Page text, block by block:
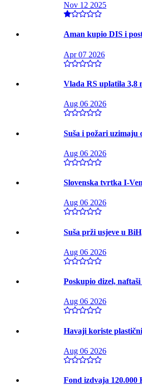
Nov 12 2025
Aman kupio DIS i
Apr 07 2026
Vlada RS uplatila 3,8
Aug 06 2026
Suša i požari uzimaju
Aug 06 2026
Slovenska tvrtka I-
Aug 06 2026
Suša prži usjeve u
Aug 06 2026
Poskupio dizel,
Aug 06 2026
Havaji koriste
Aug 06 2026
Fond izdvaja 120.000